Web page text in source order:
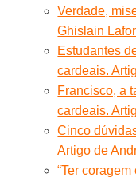
Verdade,
Ghislain
Estudantes
cardeais.
Francisco, a
cardeais.
Cinco
Artigo de
“Ter